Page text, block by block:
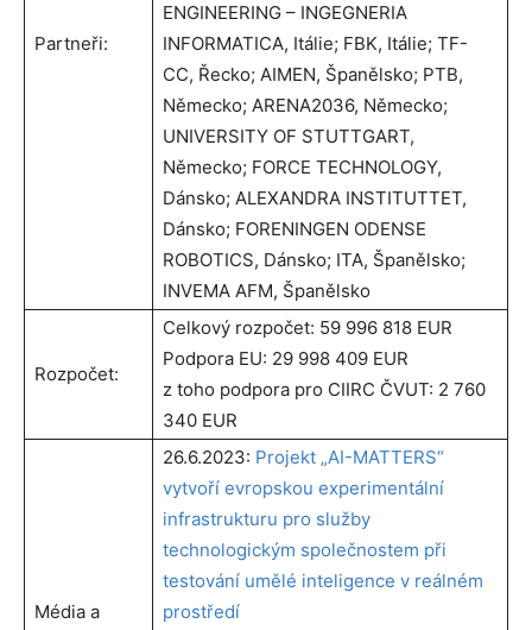
Partneři:
ENGINEERING – INGEGNERIA
INFORMATICA, Itálie; FBK, Itálie; TF-
CC, Řecko; AIMEN, Španělsko; PTB,
Německo; ARENA2036, Německo;
UNIVERSITY OF STUTTGART,
Německo; FORCE TECHNOLOGY,
Dánsko; ALEXANDRA INSTITUTTET,
Dánsko; FORENINGEN ODENSE
ROBOTICS, Dánsko; ITA, Španělsko;
INVEMA AFM, Španělsko
Rozpočet:
Celkový rozpočet: 59 996 818 EUR
Podpora EU: 29 998 409 EUR
z toho podpora pro CIIRC ČVUT: 2 760
340 EUR
Média a
26.6.2023: Projekt „AI-MATTERS“
vytvoří evropskou experimentální
infrastrukturu pro služby
technologickým společnostem při
testování umělé inteligence v reálném
prostředí